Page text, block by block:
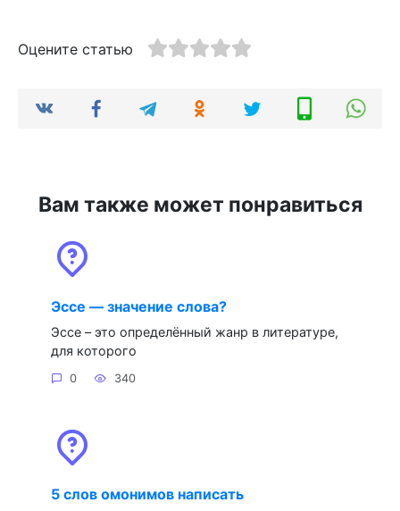
Оцените статью
Вам также может понравиться
Эссе — значение слова?
Эссе – это определённый жанр в литературе,
для которого
0 340
5 слов омонимов написать